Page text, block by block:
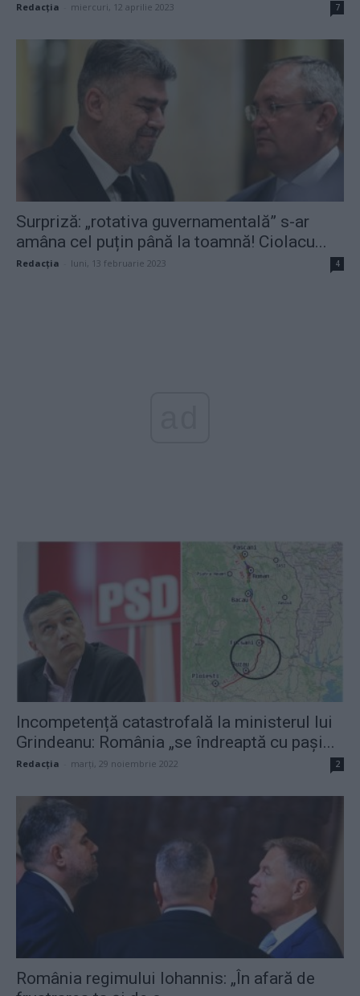
Redacţia miercuri, 12 aprilie 2023 7
Surpriză: „rotativa guvernamentală” s-ar
amâna cel puțin până la toamnă! Ciolacu...
Redacţia luni, 13 februarie 2023 4
Incompetență catastrofală la ministerul lui
Grindeanu: România „se îndreaptă cu pași...
Redacţia marți, 29 noiembrie 2022 2
România regimului Iohannis: „În afară de